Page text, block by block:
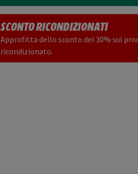
SCONTO RICONDIZIONATI
Approfitta dello sconto del 30% sul
ricondizionato.